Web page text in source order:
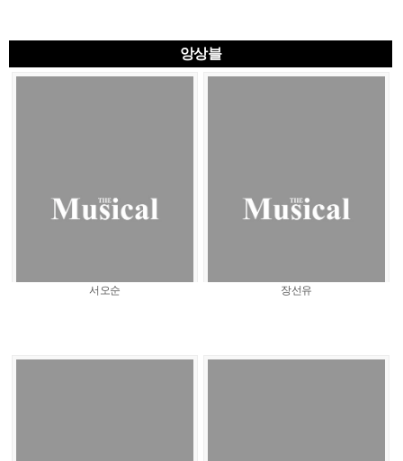
앙상블
서오순 장선유